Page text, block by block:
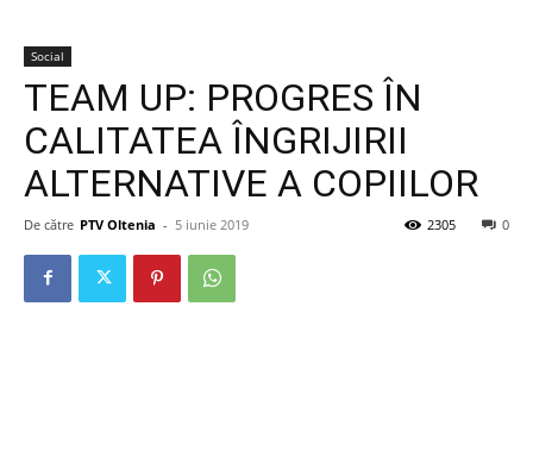
Social
TEAM UP: PROGRES ÎN
CALITATEA ÎNGRIJIRII
ALTERNATIVE A COPIILOR
De către PTV Oltenia - 5 iunie 2019 0
2305